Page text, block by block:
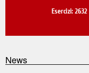
Esercizi:
News